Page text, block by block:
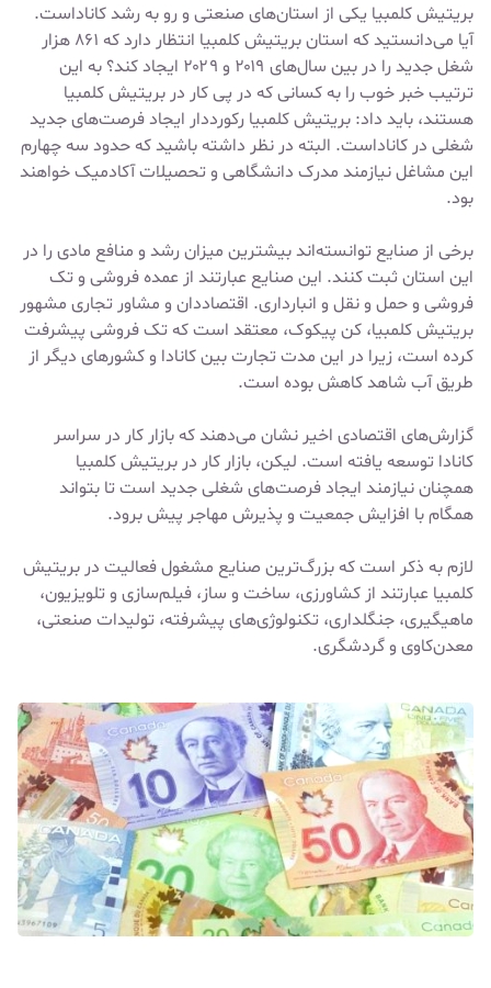
بریتیش کلمبیا یکی از استان‌های صنعتی و رو به رشد کاناداست.
آیا می‌دانستید که استان بریتیش کلمبیا انتظار دارد که ۸۶۱ هزار
شغل جدید را در بین سال‌های ۲۰۱۹ و ۲۰۲۹ ایجاد کند؟ به این
ترتیب خبر خوب را به کسانی که در پی کار در بریتیش کلمبیا
هستند، باید داد: بریتیش کلمبیا رکورددار ایجاد فرصت‌های جدید
شغلی در کاناداست. البته در نظر داشته باشید که حدود سه چهارم
این مشاغل نیازمند مدرک دانشگاهی و تحصیلات آکادمیک خواهند
بود.
برخی از صنایع توانسته‌اند بیشترین میزان رشد و منافع مادی را در
این استان ثبت کنند. این صنایع عبارتند از عمده فروشی و تک
فروشی و حمل و نقل و انبارداری. اقتصاددان و مشاور تجاری مشهور
بریتیش کلمبیا، کن پیکوک، معتقد است که تک فروشی پیشرفت
کرده است، زیرا در این مدت تجارت بین کانادا و کشورهای دیگر از
طریق آب شاهد کاهش بوده است.
گزارش‌های اقتصادی اخیر نشان می‌دهند که بازار کار در سراسر
کانادا توسعه یافته است. لیکن، بازار کار در بریتیش کلمبیا
همچنان نیازمند ایجاد فرصت‌های شغلی جدید است تا بتواند
همگام با افزایش جمعیت و پذیرش مهاجر پیش برود.
لازم به ذکر است که بزرگ‌ترین صنایع مشغول فعالیت در بریتیش
کلمبیا عبارتند از کشاورزی، ساخت و ساز، فیلم‌سازی و تلویزیون،
ماهیگیری، جنگلداری، تکنولوژی‌های پیشرفته، تولیدات صنعتی،
معدن‌کاوی و گردشگری.